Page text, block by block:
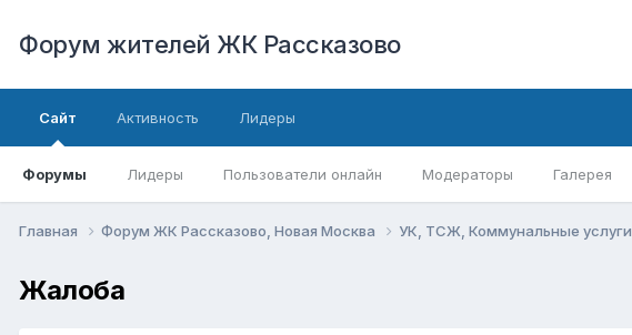
Форум жителей ЖК Рассказово
Сайт
Форумы Лидеры Пользователи онлайн Модераторы Галерея
Активность Лидеры
Главная Форум ЖК Рассказово, Новая Москва УК, ТСЖ, Коммунальные услуги
Жалоба